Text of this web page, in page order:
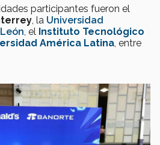
participantes fueron el
, la Universidad
, el Instituto Tecnológico
América Latina, entre